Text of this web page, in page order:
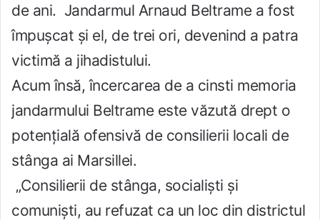
de ani. Jandarmul Arnaud Beltrame a fost
împușcat și el, de trei ori, devenind a patra
victimă a jihadistului.
Acum însă, încercarea de a cinsti memoria
jandarmului Beltrame este văzută drept o
potențială ofensivă de consilierii locali de
stânga ai Marsillei.
„Consilierii de stânga, socialiști și
comuniști, au refuzat ca un loc din districtul